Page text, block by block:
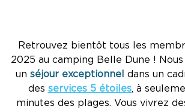
Retrouvez bientôt tous les
2025 au camping Belle Dune !
un séjour exceptionnel dans un
des services 5 étoiles, à
minutes des plages. Vous vivrez